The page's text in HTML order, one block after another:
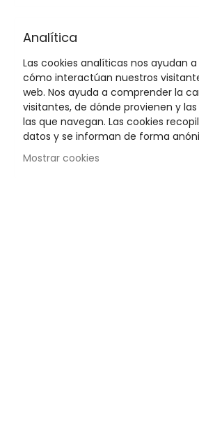
Liposín
HIGIENE Y SALUD
Champu Dermopel
18,17 €
25,95 €
Analítica
Las cookies analíticas nos ayudan
cómo interactúan nuestros
web. Nos ayuda a comprender la
visitantes, de dónde provienen y
las que navegan. Las cookies
datos y se informan de forma
Mostrar cookies